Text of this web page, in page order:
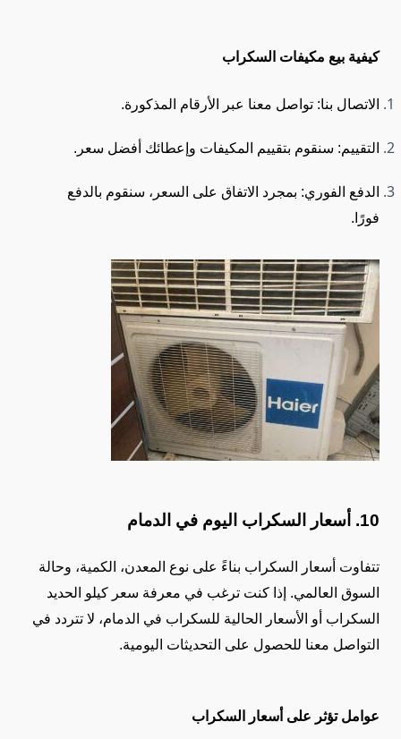
كيفية بيع مكيفات السكراب
الاتصال بنا: تواصل معنا عبر الأرقام المذكورة.
التقييم: سنقوم بتقييم المكيفات وإعطائك أفضل سعر.
الدفع الفوري: بمجرد الاتفاق على السعر، سنقوم بالدفع
فورًا.
10. أسعار السكراب اليوم في الدمام
تتفاوت أسعار السكراب بناءً على نوع المعدن، الكمية، وحالة
السوق العالمي. إذا كنت ترغب في معرفة سعر كيلو الحديد
السكراب أو الأسعار الحالية للسكراب في الدمام، لا تتردد في
التواصل معنا للحصول على التحديثات اليومية.
عوامل تؤثر على أسعار السكراب